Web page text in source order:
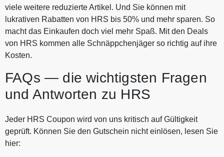
viele weitere reduzierte Artikel. Und Sie können mit
lukrativen Rabatten von HRS bis 50% und mehr sparen. So
macht das Einkaufen doch viel mehr Spaß. Mit den Deals
von HRS kommen alle Schnäppchenjäger so richtig auf ihre
Kosten.
FAQs — die wichtigsten Fragen
und Antworten zu HRS
Jeder HRS Coupon wird von uns kritisch auf Gültigkeit
geprüft. Können Sie den Gutschein nicht einlösen, lesen Sie
hier: